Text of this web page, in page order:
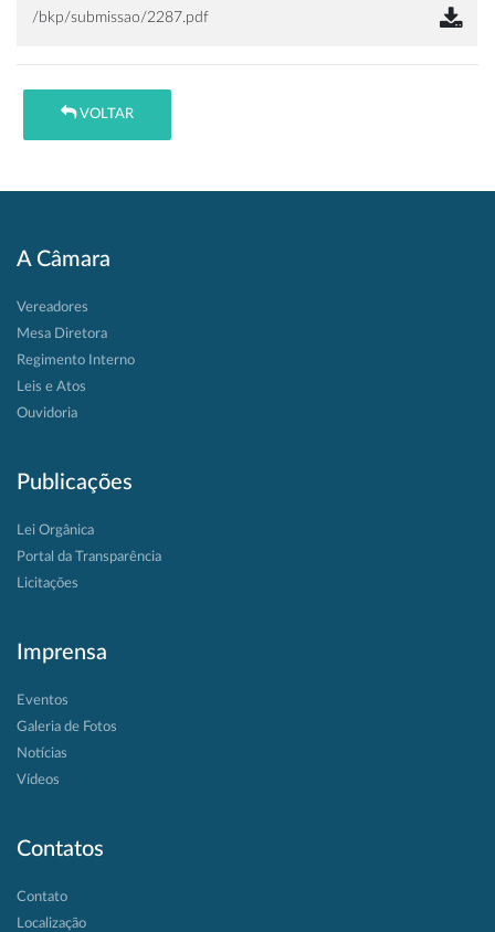
/bkp/submissao/2287.pdf
VOLTAR
A Câmara
Vereadores
Mesa Diretora
Regimento Interno
Leis e Atos
Ouvidoria
Publicações
Lei Orgânica
Portal da Transparência
Licitações
Imprensa
Eventos
Galeria de Fotos
Notícias
Vídeos
Contatos
Contato
Localização